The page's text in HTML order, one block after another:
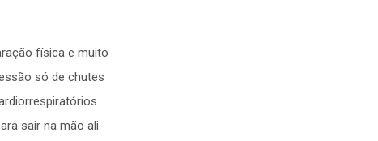
física e muito
só de chutes
sair na mão ali